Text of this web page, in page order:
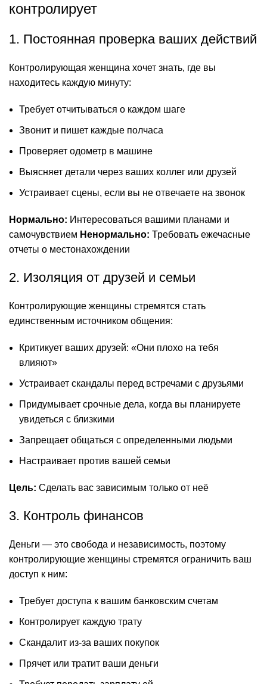
контролирует
1. Постоянная проверка ваших действий
Контролирующая женщина хочет знать, где вы
находитесь каждую минуту:
Требует отчитываться о каждом шаге
Звонит и пишет каждые полчаса
Проверяет одометр в машине
Выясняет детали через ваших коллег или друзей
Устраивает сцены, если вы не отвечаете на звонок
Нормально: Интересоваться вашими планами и
самочувствием Ненормально: Требовать ежечасные
отчеты о местонахождении
2. Изоляция от друзей и семьи
Контролирующие женщины стремятся стать
единственным источником общения:
Критикует ваших друзей: «Они плохо на тебя
влияют»
Устраивает скандалы перед встречами с друзьями
Придумывает срочные дела, когда вы планируете
увидеться с близкими
Запрещает общаться с определенными людьми
Настраивает против вашей семьи
Цель: Сделать вас зависимым только от неё
3. Контроль финансов
Деньги — это свобода и независимость, поэтому
контролирующие женщины стремятся ограничить ваш
доступ к ним:
Требует доступа к вашим банковским счетам
Контролирует каждую трату
Скандалит из-за ваших покупок
Прячет или тратит ваши деньги